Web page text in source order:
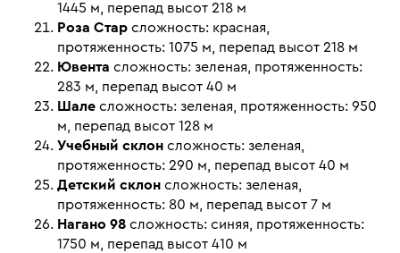
1445 м, перепад высот 218 м
Роза Стар сложность: красная,
протяженность: 1075 м, перепад высот 218 м
Ювента сложность: зеленая, протяженность:
283 м, перепад высот 40 м
Шале сложность: зеленая, протяженность: 950
м, перепад высот 128 м
Учебный склон сложность: зеленая,
протяженность: 290 м, перепад высот 40 м
Детский склон сложность: зеленая,
протяженность: 80 м, перепад высот 7 м
Нагано 98 сложность: синяя, протяженность:
1750 м, перепад высот 410 м